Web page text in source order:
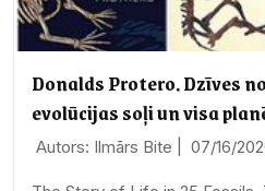
Donalds Protero. Dzīves
evolūcijas soļi un visa
Autors: Ilmārs Bite | 07/16/